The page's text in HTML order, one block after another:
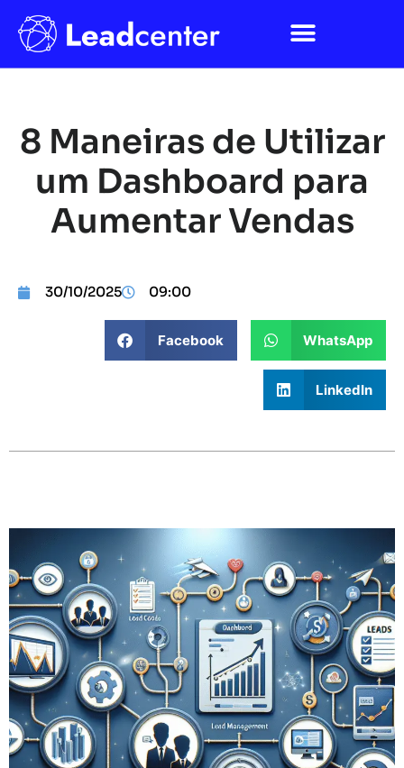
8 Maneiras de Utilizar
um Dashboard para
Aumentar Vendas
30/10/2025 09:00
Facebook WhatsApp
LinkedIn